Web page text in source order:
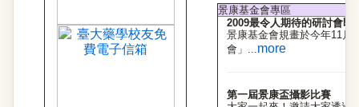
景康基金會專區
2009最令人期待的研討會即
景康基金會規畫於今年11月
會」...more
第一屆景康盃攝影比賽